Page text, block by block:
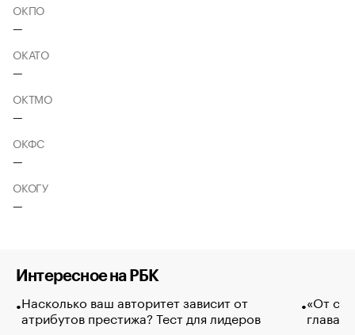
ОКПО
—
ОКАТО
—
ОКТМО
—
ОКФС
—
ОКОГУ
—
Интересное на РБК
Насколько ваш авторитет зависит от
атрибутов престижа? Тест для лидеров
«От
глава